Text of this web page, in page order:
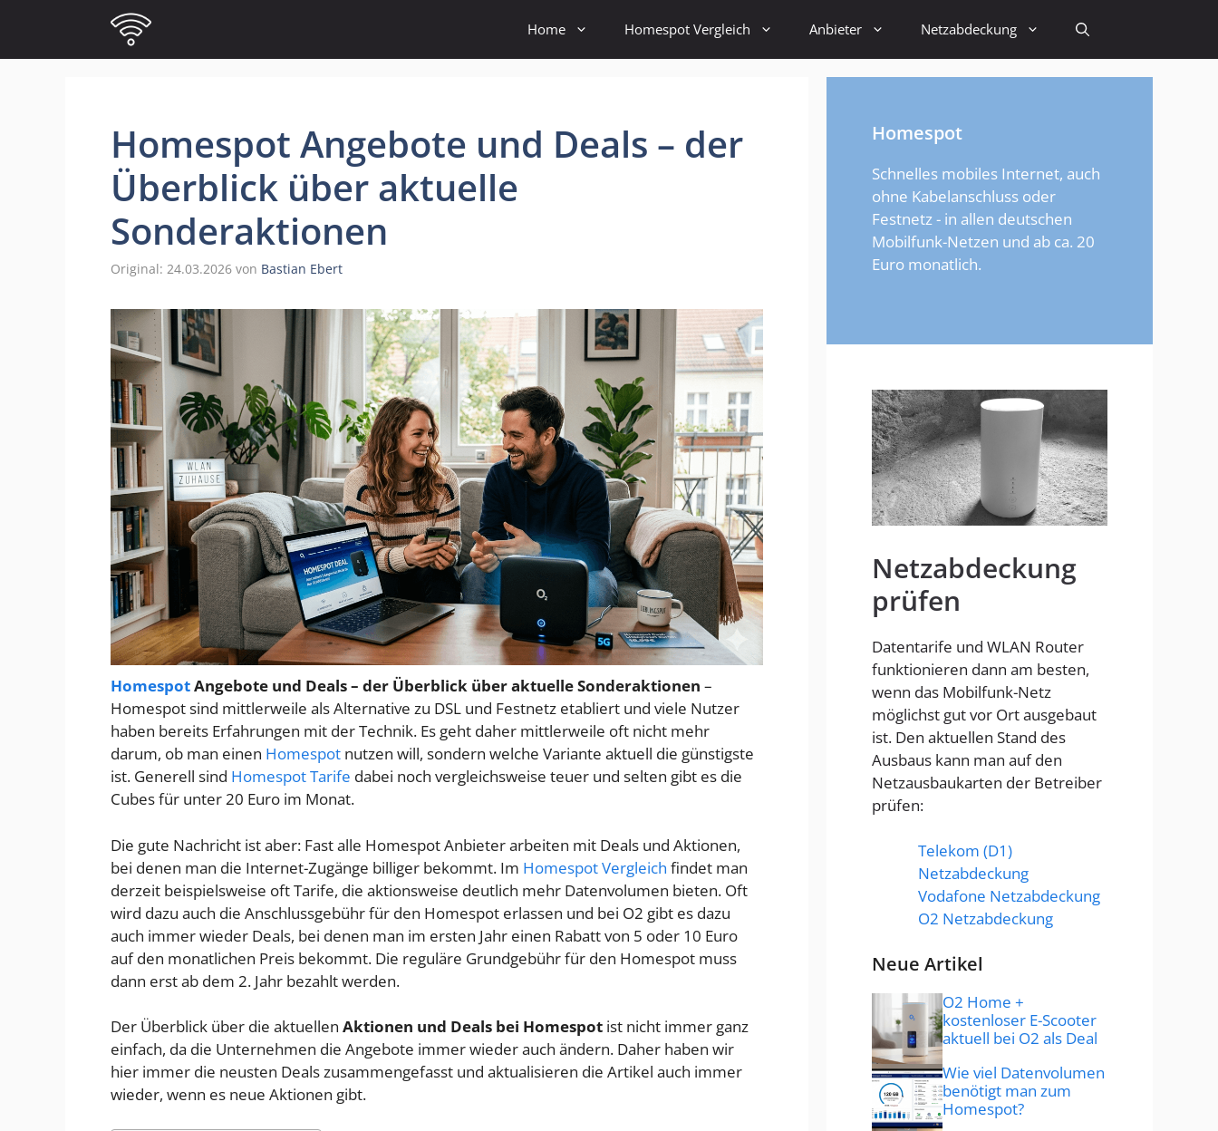
springen
Home Homespot Vergleich Anbieter Netzabdeckung
Homespot Angebote und Deals – der
Überblick über aktuelle
Sonderaktionen
24.03.2026 von Bastian Ebert
HomespotAngebote und Deals – der Überblick über aktuelle Sonderaktionen –
Homespot sind mittlerweile als Alternative zu DSL und Festnetz etabliert und viele Nutzer
haben bereits Erfahrungen mit der Technik. Es geht daher mittlerweile oft nicht mehr
darum, ob man einen Homespot nutzen will, sondern welche Variante aktuell die günstigste
ist. Generell sind Homespot Tarife dabei noch vergleichsweise teuer und selten gibt es die
Cubes für unter 20 Euro im Monat.
Die gute Nachricht ist aber: Fast alle Homespot Anbieter arbeiten mit Deals und Aktionen,
bei denen man die Internet-Zugänge billiger bekommt. Im Homespot Vergleich findet man
derzeit beispielsweise oft Tarife, die aktionsweise deutlich mehr Datenvolumen bieten. Oft
wird dazu auch die Anschlussgebühr für den Homespot erlassen und bei O2 gibt es dazu
auch immer wieder Deals, bei denen man im ersten Jahr einen Rabatt von 5 oder 10 Euro
auf den monatlichen Preis bekommt. Die reguläre Grundgebühr für den Homespot muss
dann erst ab dem 2. Jahr bezahlt werden.
Der Überblick über die aktuellen Aktionen und Deals bei Homespot ist nicht immer ganz
einfach, da die Unternehmen die Angebote immer wieder auch ändern. Daher haben wir
hier immer die neusten Deals zusammengefasst und aktualisieren die Artikel auch immer
wieder, wenn es neue Aktionen gibt.
Homespot
Schnelles mobiles Internet, auch
ohne Kabelanschluss oder
Festnetz - in allen deutschen
Mobilfunk-Netzen und ab ca. 20
Euro monatlich.
Netzabdeckung
prüfen
Datentarife und WLAN Router
funktionieren dann am besten,
wenn das Mobilfunk-Netz
möglichst gut vor Ort ausgebaut
ist. Den aktuellen Stand des
Ausbaus kann man auf den
Netzausbaukarten der Betreiber
prüfen:
Telekom (D1)
Netzabdeckung
Vodafone Netzabdeckung
O2 Netzabdeckung
Neue Artikel
O2 Home +
kostenloser E-Scooter
aktuell bei O2 als Deal
Wie viel Datenvolumen
benötigt man zum
Homespot?